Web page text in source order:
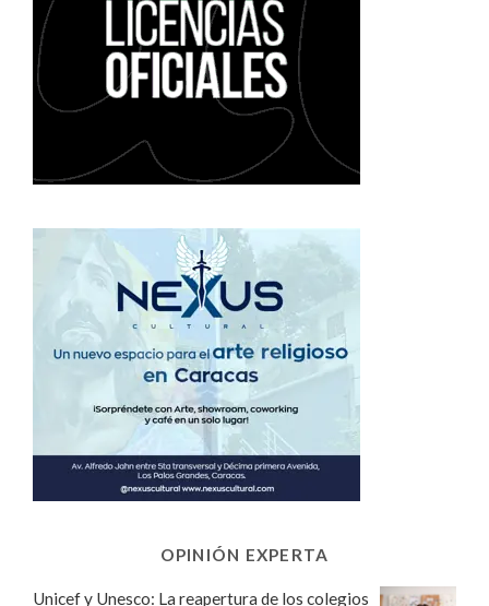
OPINIÓN EXPERTA
Unicef y Unesco: La reapertura de los colegios